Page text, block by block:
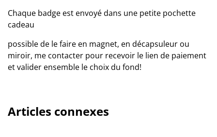
Chaque badge est envoyé dans une petite pochette
cadeau
possible de le faire en magnet, en décapsuleur ou
miroir, me contacter pour recevoir le lien de paiement
et valider ensemble le choix du fond!
Articles connexes